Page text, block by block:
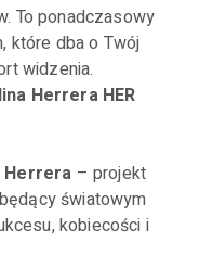
To ponadczasowy
które dba o Twój
widzenia.
Herrera HER
Herrera – projekt
światowym
kobiecości i